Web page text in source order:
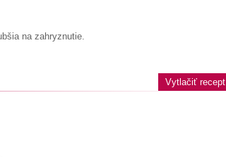
na zahryznutie.
Vytlačiť recept